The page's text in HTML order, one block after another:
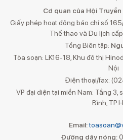
Cơ quan của Hội
Giấy phép hoạt động báo chí số
Thể thao và Du lịch
Tổng Biên tập:
Tòa soạn: LK16-18, Khu đô thị
Nội
Điện thoại/fax:
VP đại diện tại miền Nam: Tầng 3,
Bình,
Email:
Đường dây nóng: